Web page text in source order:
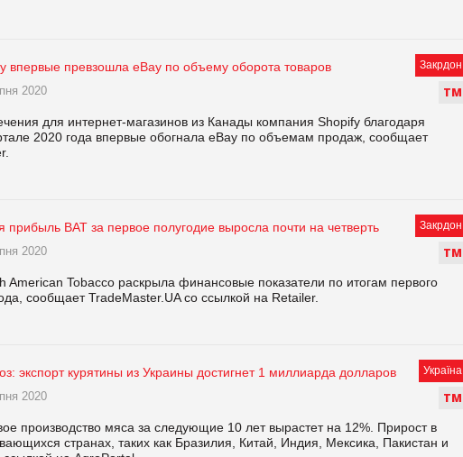
Закрдон
ТМ
впервые превзошла eBay по объему оборота товаров
2020
для интернет-магазинов из Канады компания Shopify благодаря
2020 года впервые обогнала eBay по объемам продаж, сообщает
Закрдон
ТМ
прибыль ВАТ за первое полугодие выросла почти на четверть
2020
American Tobacco раскрыла финансовые показатели по итогам первого
сообщает TradeMaster.UA со ссылкой на Retailer.
Україна
ТМ
экспорт курятины из Украины достигнет 1 миллиарда долларов
2020
производство мяса за следующие 10 лет вырастет на 12%. Прирост в
странах, таких как Бразилия, Китай, Индия, Мексика, Пакистан и